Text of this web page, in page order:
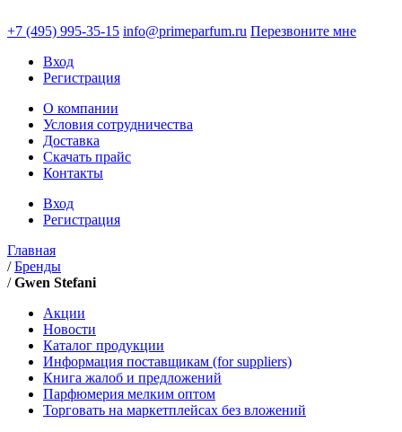
+7 (495) 995-35-15 info@primeparfum.ru Перезвоните мне
Вход
Регистрация
О компании
Условия сотрудничества
Доставка
Скачать прайс
Контакты
Вход
Регистрация
Главная
/Бренды
/Gwen Stefani
Акции
Новости
Каталог продукции
Информация поставщикам (for suppliers)
Книга жалоб и предложений
Парфюмерия мелким оптом
Торговать на маркетплейсах без вложений